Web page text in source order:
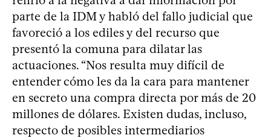
parte de la IDM y habló del fallo judicial que
favoreció a los ediles y del recurso que
presentó la comuna para dilatar las
actuaciones. “Nos resulta muy difícil de
entender cómo les da la cara para mantener
en secreto una compra directa por más de 20
millones de dólares. Existen dudas, incluso,
respecto de posibles intermediarios